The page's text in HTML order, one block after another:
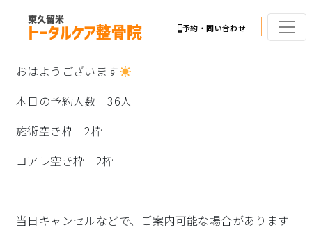
予約・問い合わせ
おはようございます
本日の予約人数 36人
施術空き枠 2枠
コアレ空き枠 2枠
当日キャンセルなどで、ご案内可能な場合があります